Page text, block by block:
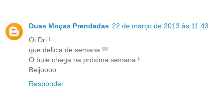
Duas Moças Prendadas 22 de março de 2013 às 11:43
Oi Dri !
que delicia de semana !!!
O bule chega na próxima semana !
Beijoooo
Responder